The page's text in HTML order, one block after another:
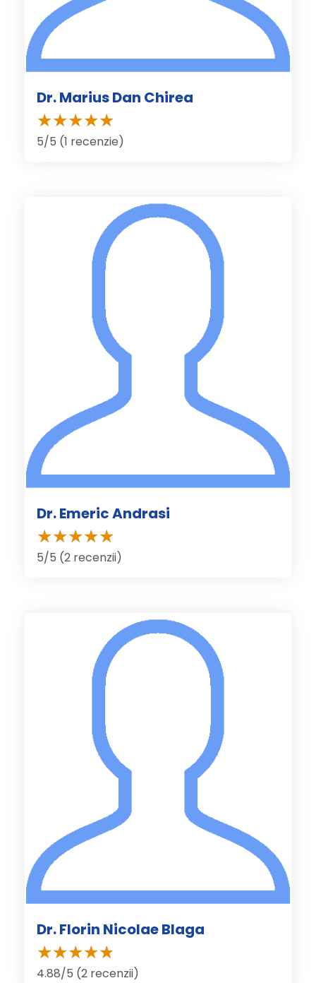
Dr. Marius Dan Chirea
5/5 (1 recenzie)
Dr. Emeric Andrasi
5/5 (2 recenzii)
Dr. Florin Nicolae Blaga
4.88/5 (2 recenzii)